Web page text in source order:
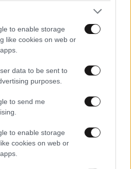
to enable storage
like cookies on web or
data to be sent to
purposes.
to send me
to enable storage
cookies on web or